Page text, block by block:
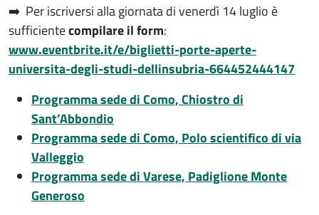
➡️ Per iscriversi alla giornata di venerdì 14 luglio è
sufficientecompilare il form:
www.eventbrite.it/e/biglietti-porte-aperte-
universita-degli-studi-dellinsubria-664452444147
Programma sede di Como, Chiostro di
Sant’Abbondio
Programma sede di Como, Polo scientifico di via
Valleggio
Programma sede di Varese, Padiglione Monte
Generoso